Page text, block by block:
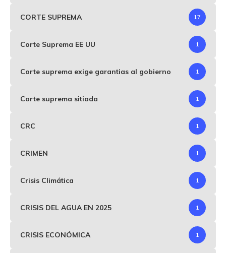
CORTE SUPREMA 17
Corte Suprema EE UU 1
Corte suprema exige garantias al gobierno 1
Corte suprema sitiada 1
CRC 1
CRIMEN 1
Crisis Climática 1
CRISIS DEL AGUA EN 2025 1
CRISIS ECONÓMICA 1